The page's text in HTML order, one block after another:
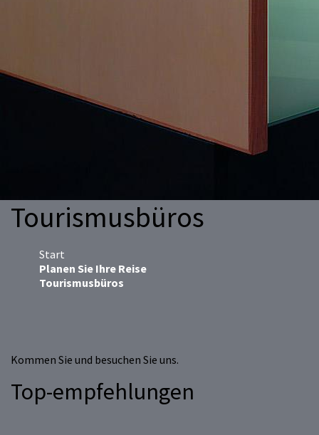
Tourismusbüros
Start
Planen Sie Ihre Reise
Tourismusbüros
Kommen Sie und besuchen Sie uns.
Top-empfehlungen